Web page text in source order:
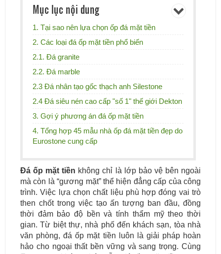
Mục lục nội dung
1. Tại sao nên lựa chọn ốp đá mặt tiền
2. Các loại đá ốp mặt tiền phổ biến
2.1. Đá granite
2.2. Đá marble
2.3 Đá nhân tạo gốc thạch anh Silestone
2.4 Đá siêu nén cao cấp "số 1" thế giới Dekton
3. Gợi ý phương án đá ốp mặt tiền
4. Tổng hợp 45 mẫu nhà ốp đá mặt tiền đẹp do
Eurostone cung cấp
Đá ốp mặt tiền không chỉ là lớp bảo vệ bên ngoài
mà còn là “gương mặt” thể hiện đẳng cấp của công
trình. Việc lựa chọn chất liệu phù hợp đóng vai trò
then chốt trong việc tạo ấn tượng ban đầu, đồng
thời đảm bảo độ bền và tính thẩm mỹ theo thời
gian. Từ biệt thự, nhà phố đến khách sạn, tòa nhà
văn phòng, đá ốp mặt tiền luôn là giải pháp hoàn
hảo cho ngoại thất bền vững và sang trọng. Cùng